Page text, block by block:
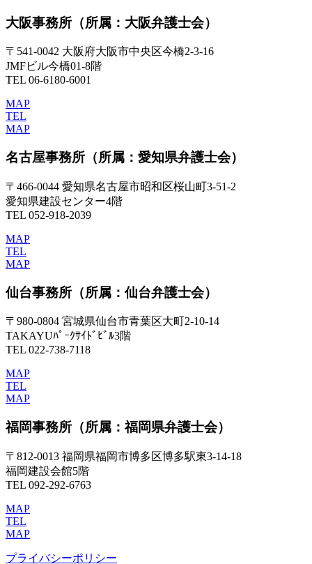
大阪事務所 （所属：大阪弁護士会）
〒541-0042 大阪府大阪市中央区今橋2-3-16
JMFビル今橋01-8階
TEL 06-6180-6001
MAP
TEL
MAP
名古屋事務所 （所属：愛知県弁護士会）
〒466-0044 愛知県名古屋市昭和区桜山町3-51-2
愛知県建設センター4階
TEL 052-918-2039
MAP
TEL
MAP
仙台事務所 （所属：仙台弁護士会）
〒980-0804 宮城県仙台市青葉区大町2-10-14
TAKAYUﾊﾟｰｸｻｲﾄﾞﾋﾞﾙ3階
TEL 022-738-7118
MAP
TEL
MAP
福岡事務所 （所属：福岡県弁護士会）
〒812-0013 福岡県福岡市博多区博多駅東3-14-18
福岡建設会館5階
TEL 092-292-6763
MAP
TEL
MAP
プライバシーポリシー